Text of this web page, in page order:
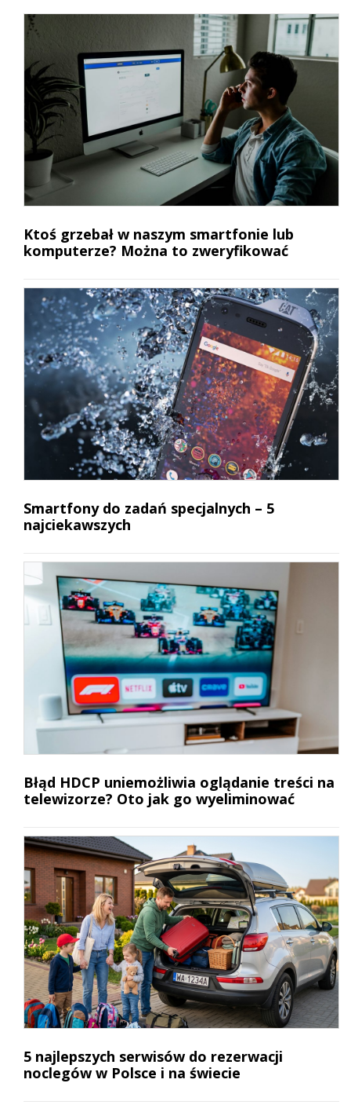
Ktoś grzebał w naszym smartfonie lub
komputerze? Można to zweryfikować
Smartfony do zadań specjalnych – 5
najciekawszych
Błąd HDCP uniemożliwia oglądanie treści na
telewizorze? Oto jak go wyeliminować
5 najlepszych serwisów do rezerwacji
noclegów w Polsce i na świecie